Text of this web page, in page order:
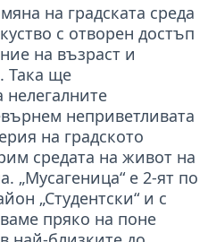
на градската среда
с отворен достъп
на възраст и
Така ще
нелегалните
неприветливата
на градското
средата на живот на
„Мусагеница“ е 2-ят по
„Студентски“ и с
пряко на поне